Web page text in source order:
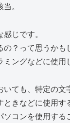
。
じです。
の？って思うかも
ングなどに使用
いても、特定の文
ときなどに使用す
コンを使用する